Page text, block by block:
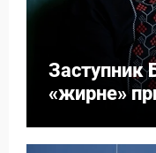
Заступник
«жирне»